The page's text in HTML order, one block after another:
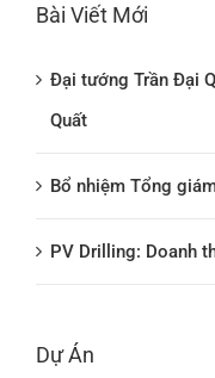
Bài Viết Mới
Đại tướng Trần Đại
Quất
Bổ nhiệm Tổng
PV Drilling: Doanh
Dự Án